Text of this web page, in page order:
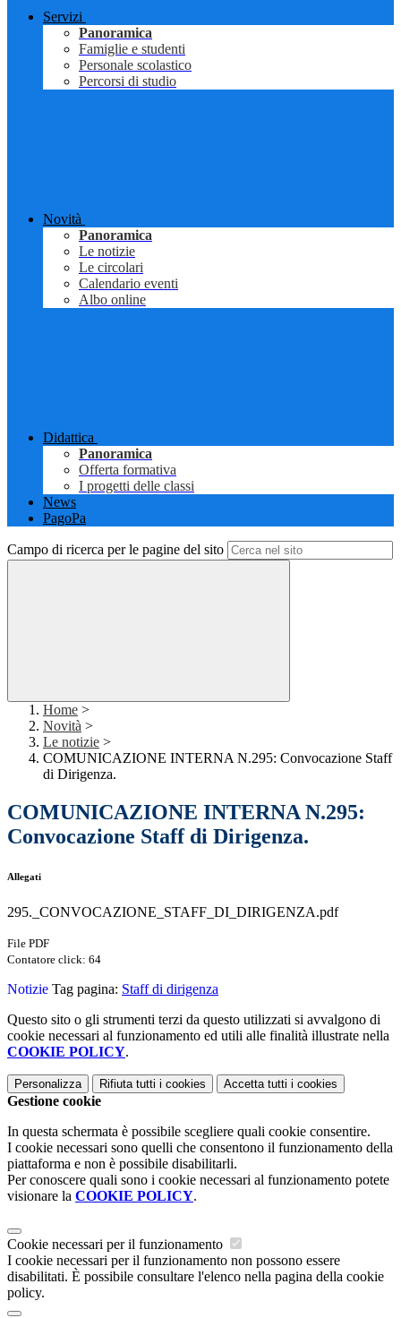
Servizi
Panoramica
Famiglie e studenti
Personale scolastico
Percorsi di studio
Novità
Panoramica
Le notizie
Le circolari
Calendario eventi
Albo online
Didattica
Panoramica
Offerta formativa
I progetti delle classi
News
PagoPa
Campo di ricerca per le pagine del sito
Home >
Novità >
Le notizie >
COMUNICAZIONE INTERNA N.295: Convocazione Staff
di Dirigenza.
COMUNICAZIONE INTERNA N.295:
Convocazione Staff di Dirigenza.
Allegati
295._CONVOCAZIONE_STAFF_DI_DIRIGENZA.pdf
File PDF
Contatore click: 64
Notizie Tag pagina: Staff di dirigenza
Questo sito o gli strumenti terzi da questo utilizzati si avvalgono di
cookie necessari al funzionamento ed utili alle finalità illustrate nella
COOKIE POLICY.
Personalizza Rifiuta tutti i cookies Accetta tutti i cookies
Gestione cookie
In questa schermata è possibile scegliere quali cookie consentire.
I cookie necessari sono quelli che consentono il funzionamento della
piattaforma e non è possibile disabilitarli.
Per conoscere quali sono i cookie necessari al funzionamento potete
visionare la COOKIE POLICY.
Cookie necessari per il funzionamento
I cookie necessari per il funzionamento non possono essere
disabilitati. È possibile consultare l'elenco nella pagina della cookie
policy.